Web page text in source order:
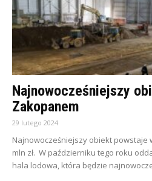
Najnowocześniejszy
Zakopanem
29 lutego 2024
Najnowocześniejszy obiekt powstaje
mln zł. W październiku tego roku
hala lodowa, która będzie